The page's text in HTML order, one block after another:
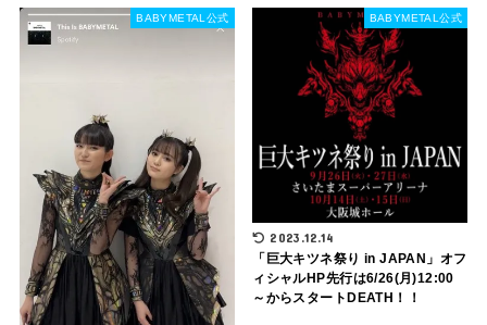
BABYMETAL公式 BABYMETAL公式
2023.12.14
「巨大キツネ祭り in JAPAN」オフ
ィシャルHP先行は6/26(月)12:00
～からスタートDEATH！！